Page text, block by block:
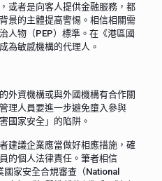
或者是向客人提供金融服務，都
景的主體提高警惕。相信相關需
人物（PEP）標準。在《港區國
為敏感機構的代理人。
外資機構或與外國機構有合作關
理人員要進一步避免墮入參與
國家安全」的陷阱。
建議企業應當做好相應措施，確
的個人法律責任。筆者相信
國家安全合規審查（National